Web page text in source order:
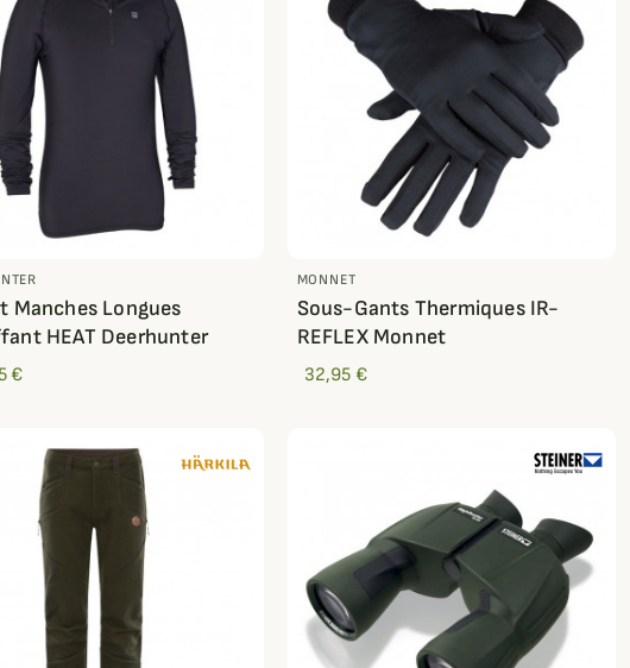
Manches Longues
HEAT Deerhunter
€
MONNET
Sous-Gants Thermiques IR-
REFLEX Monnet
32,95 €